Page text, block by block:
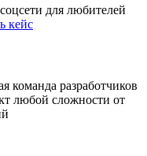
для любителей
кейс
команда разработчиков
любой сложности от